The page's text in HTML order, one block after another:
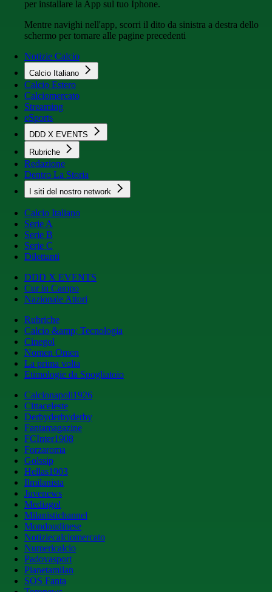
per installare la App sul tuo Iphone.
Mentre navighi nell'app, scorri il dito da sinistra a destra dello
schermo per tornare alle pagine precedenti
Notizie Calcio
Calcio Italiano
Calcio Estero
Calciomercato
Streaming
eSports
DDD X EVENTS
Rubriche
Redazione
Dentro La Storia
I siti del nostro network
Calcio Italiano
Serie A
Serie B
Serie C
Dilettanti
DDD X EVENTS
Cur in Campo
Nazionale Attori
Rubriche
Calcio &amp; Tecnologia
Cinegol
Nomen Omen
La prima volta
Etimologie da Spogliatoio
Calcionapoli1926
Cittaceleste
Derbyderbyderby
Fantamagazine
FCInter1908
Forzaroma
Golssip
Hellas1903
Ilmilanista
Juvenews
Mediagol
Milanistichannel
Mondoudinese
Notiziecalciomercato
Numericalcio
Padovasport
Pianetamilan
SOS Fanta